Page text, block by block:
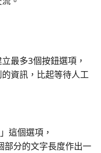
最多3個按鈕選項，
資訊，比起等待人工
這個選項，
分的文字長度作出一